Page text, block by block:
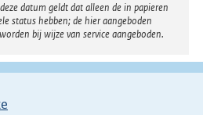
datum geldt dat alleen de in papieren
status hebben; de hier aangeboden
bij wijze van service aangeboden.